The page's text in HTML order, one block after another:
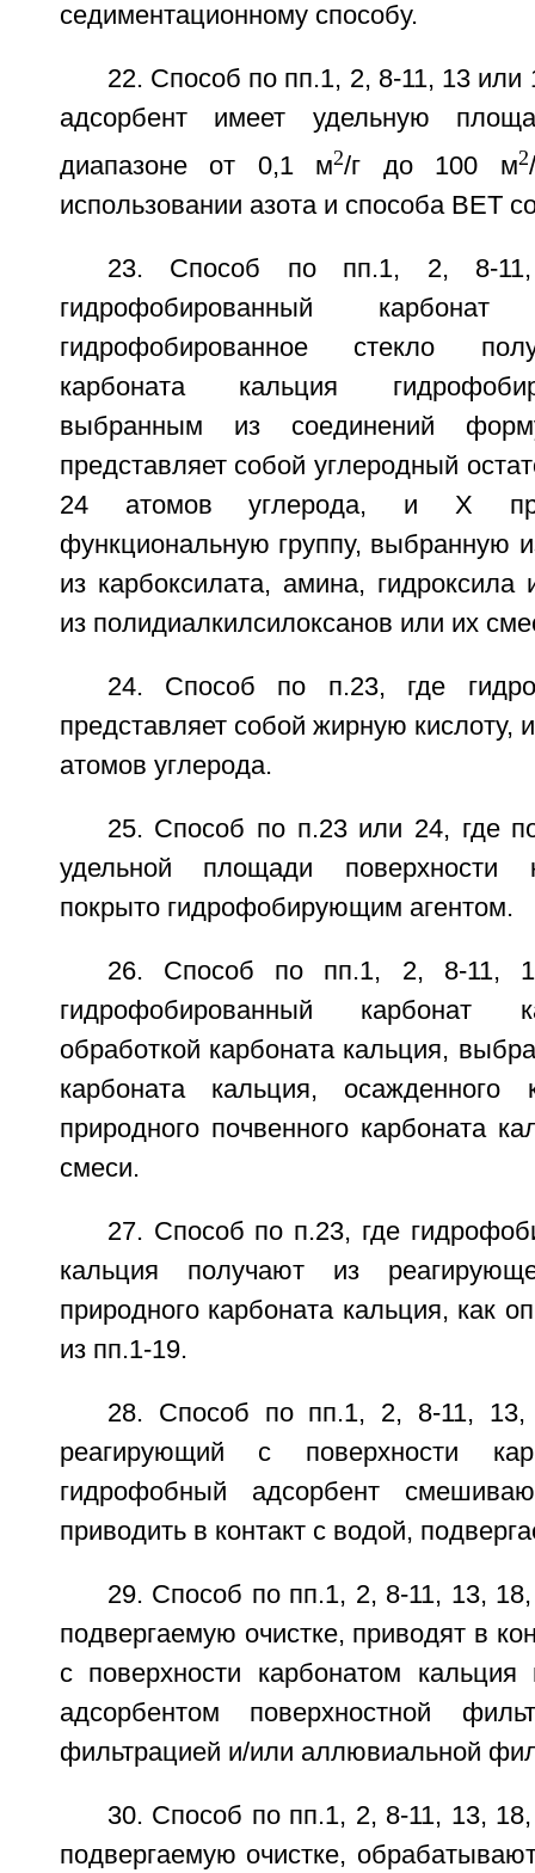
седиментационному способу.
22. Способ по пп.1, 2, 8-11, 13
адсорбент имеет удельную
диапазоне от 0,1 м2/г до 100 м2
использовании азота и способа BET
23. Способ по пп.1, 2, 8-
гидрофобированный
гидрофобированное стекло
карбоната кальция
выбранным из соединений
представляет собой углеродный
24 атомов углерода, и X
функциональную группу, выбранную
из карбоксилата, амина,
из полидиалкилсилоксанов или их
24. Способ по п.23, где
представляет собой жирную
атомов углерода.
25. Способ по п.23 или 24, где
удельной площади поверхности
покрыто гидрофобирующим агентом.
26. Способ по пп.1, 2, 8-11,
гидрофобированный карбонат
обработкой карбоната кальция,
карбоната кальция, осажденного
природного почвенного карбоната
смеси.
27. Способ по п.23, где
кальция получают из
природного карбоната кальция, как
из пп.1-19.
28. Способ по пп.1, 2, 8-11,
реагирующий с поверхности
гидрофобный адсорбент
приводить в контакт с водой,
29. Способ по пп.1, 2, 8-11, 13,
подвергаемую очистке, приводят в
с поверхности карбонатом
адсорбентом поверхностной
фильтрацией и/или аллювиальной
30. Способ по пп.1, 2, 8-11, 13,
подвергаемую очистке,